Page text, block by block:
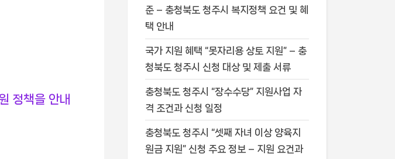
정책을 안내
준 – 충청북도 청주시 복지정책 요건 및 혜
택 안내
국가 지원 혜택 “못자리용 상토 지원” – 충
청북도 청주시 신청 대상 및 제출 서류
충청북도 청주시 “장수수당” 지원사업 자
격 조건과 신청 일정
충청북도 청주시 “셋째 자녀 이상 양육지
원금 지원” 신청 주요 정보 – 지원 요건과